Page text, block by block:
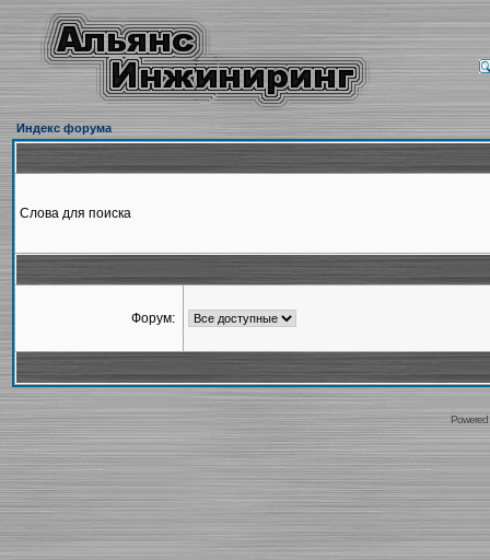
Индекс форума
Слова для поиска
Форум: